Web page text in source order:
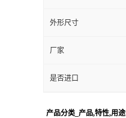
外形尺寸
厂家
是否进口
产品分类_产品,特性,用途